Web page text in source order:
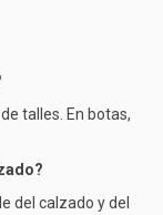
talles. En botas,
del calzado y del